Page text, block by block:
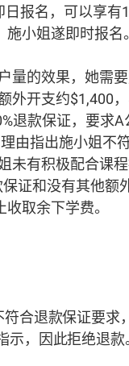
报名，可以享有
小姐遂即时报名。
量的效果，她需
开支约$1,400，
退款保证，要求
由指出施小姐不
未有积极配合课
证和没有其他额
取余下学费。
合退款保证要求
，因此拒绝退